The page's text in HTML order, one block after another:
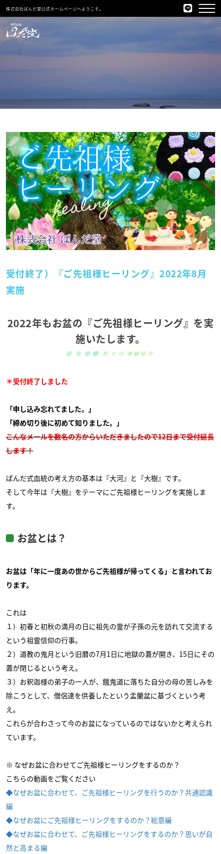
株式会社ぱんだ堂公式ホームページへようこそ。
受付終了）『ご先祖様ヒーリング』2022年8月
実施
2022年もお盆の『ご先祖様ヒーリング』を実
施いたします。
＊受付終了しました
「申し込み忘れてました。」
「締め切り後に初めて知りました。」
こんなメールを数名の方からいただきましたので12日まで受付延長
します！
ぱんだ式血統の考え方の基本は『大河』と『大樹』です。
そして今年は『大樹』をテーマにご先祖様ヒーリングを実施しま
す。
お盆とは？
お盆は「年に一度あの世からご先祖様が帰ってくる」と言われてお
ります。
これは
１）初春と初秋の満月の日に祖先の霊が子孫の元を訪れて交流する
という祖霊信仰の行事。
２）道教の鬼月という旧暦の7月1日に地獄の蓋が開き、15日にその
蓋が閉じるという考え。
３）お釈迦様の弟子の一人が、餓鬼道に落ちた自分の母の苦しみを
除こうとして、僧侶達を供養したという盂蘭盆に基づくという考
え。
これらが合わさって今のお盆になっているのではないかと考えられ
ています。
※ なぜお盆に合わせてご先祖様ヒーリングをするのか？
こちらの動画をご覧ください
◆なぜお盆に合わせて、ご先祖様ヒーリングを行うのか？共通認識
編
◆なぜお盆にご先祖様ヒーリングをするのか？総意編
◆なぜお盆に合わせて、ご先祖様ヒーリングをするのか？思いが自
然と高まる編